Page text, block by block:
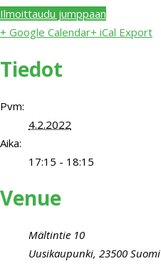
Ilmoittaudu jumppaan
+ Google Calendar+ iCal Export
Tiedot
Pvm:
4.2.2022
Aika:
17:15 - 18:15
Venue
Mältintie 10
Uusikaupunki, 23500 Suomi